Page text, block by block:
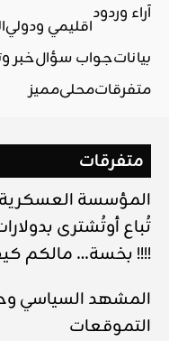
آراء وردود
اقليمي ودولي
بياناتجواب سؤالخبر
متفرقاتمحليمميز
متفرقات
المؤسسة
تُباع أوتُشترى
بخسة… مالكم كيف تحكمون !!!!
المشهد السياسي
التموقعات